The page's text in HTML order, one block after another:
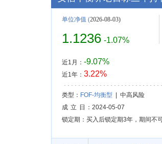
单位净值 (2026-08-03)
1.1236 -1.07%
近1月： -9.07%
近1年： 3.22%
类型： FOF-均衡型 | 中高风险
成 立 日
：2024-05-07
锁定期：买入后锁定期3年，期间不可